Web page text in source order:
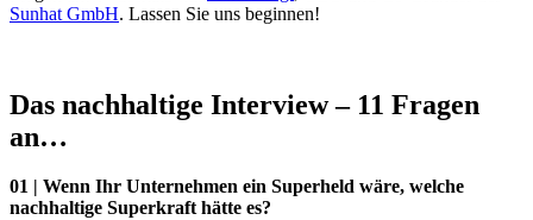
Sunhat GmbH. Lassen Sie uns beginnen!
Das nachhaltige Interview – 11 Fragen
an…
01 | Wenn Ihr Unternehmen ein Superheld wäre, welche
nachhaltige Superkraft hätte es?